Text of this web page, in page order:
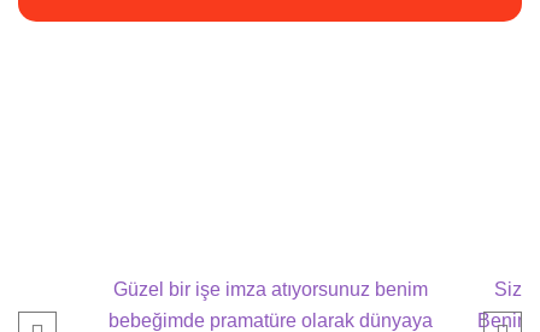
Güzel bir işe imza atıyorsunuz benim
bebeğimde pramatüre olarak dünyaya
Benim